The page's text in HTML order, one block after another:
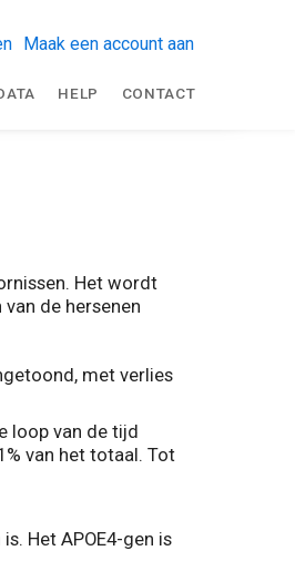
Maak een account aan
HELP CONTACT
Het wordt
de hersenen
met verlies
loop van de tijd
van het totaal. Tot
Het APOE4-gen is